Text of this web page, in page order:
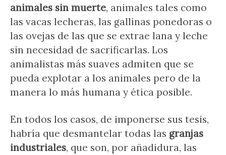
animales sin muerte, animales tales como
las vacas lecheras, las gallinas ponedoras o
las ovejas de las que se extrae lana y leche
sin necesidad de sacrificarlas. Los
animalistas más suaves admiten que se
pueda explotar a los animales pero de la
manera lo más humana y ética posible.
En todos los casos, de imponerse sus tesis,
habría que desmantelar todas las granjas
industriales, que son, por añadidura, las